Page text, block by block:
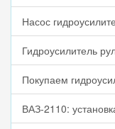
Насос
Гидроусилитель
Покупаем
ВАЗ-2110: